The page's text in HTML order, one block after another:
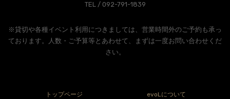
TEL / 092-791-1839
※貸切や各種イベント利用につきましては、営業時間外のご予約も承っ
ております。人数・ご予算等とあわせて、まずは一度お問い合わせくだ
さい。
トップページ
evoLについて